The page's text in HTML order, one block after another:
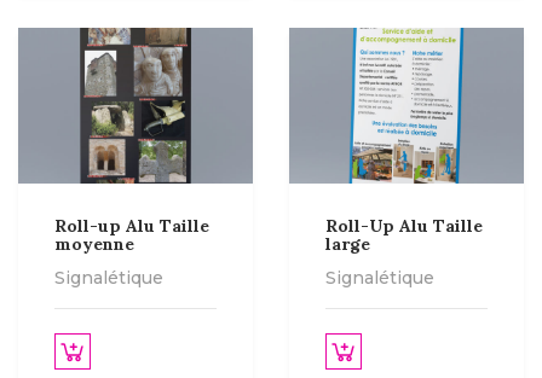
Roll-up Alu Taille
moyenne
Signalétique
options
Roll-Up Alu Taille
large
Signalétique
Lire la suite